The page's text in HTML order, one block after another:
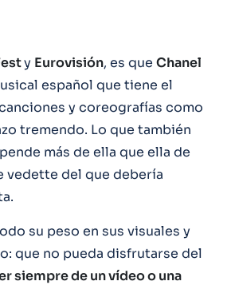
y Eurovisión, es que Chanel
español que tiene el
y coreografías como
tremendo. Lo que también
más de ella que ella de
vedette del que debería
su peso en sus visuales y
que no pueda disfrutarse del
siempre de un vídeo o una